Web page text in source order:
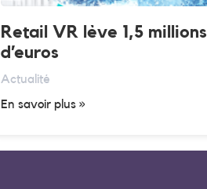
Retail VR lève 1,5 millions
d’euros
Actualité
En savoir plus »